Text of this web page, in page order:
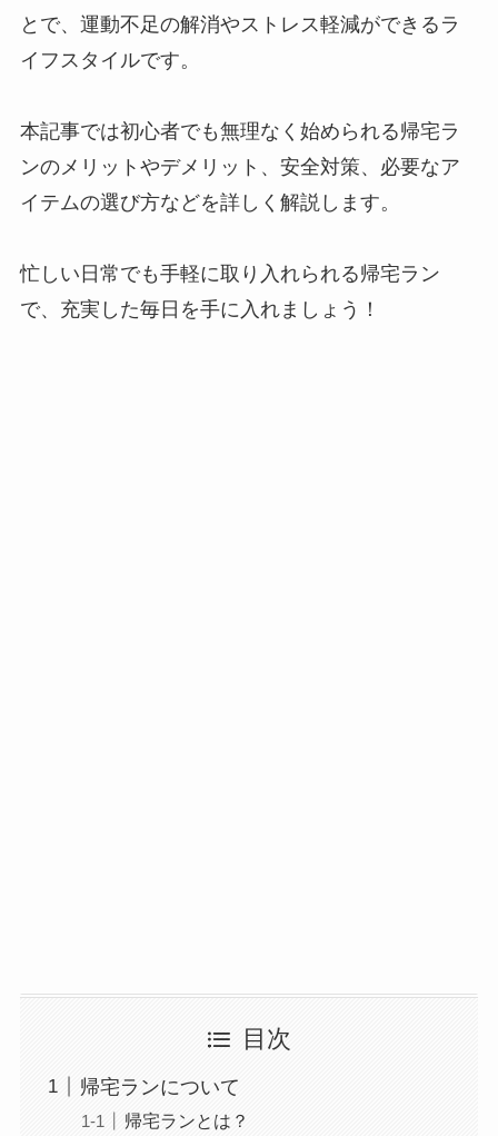
とで、運動不足の解消やストレス軽減ができるラ
イフスタイルです。
本記事では初心者でも無理なく始められる帰宅ラ
ンのメリットやデメリット、安全対策、必要なア
イテムの選び方などを詳しく解説します。
忙しい日常でも手軽に取り入れられる帰宅ラン
で、充実した毎日を手に入れましょう！
目次
帰宅ランについて
帰宅ランとは？